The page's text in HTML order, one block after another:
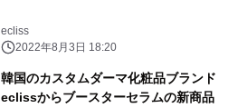
ecliss
2022年8月3日 18:20
韓国のカスタムダーマ化粧品ブランド
eclissからブースターセラムの新商品